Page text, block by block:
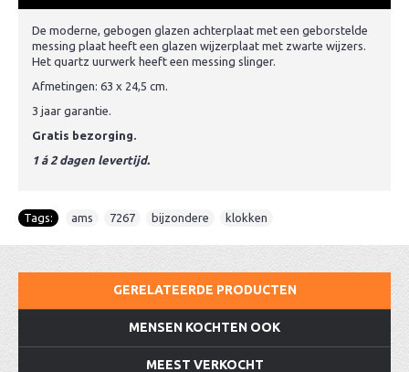
De moderne, gebogen glazen achterplaat met een geborstelde
messing plaat heeft een glazen wijzerplaat met zwarte wijzers.
Het quartz uurwerk heeft een messing slinger.
Afmetingen: 63 x 24,5 cm.
3 jaar garantie.
Gratis bezorging.
1 á 2 dagen levertijd.
Tags: ams 7267 bijzondere klokken
GERELATEERDE PRODUCTEN
MENSEN KOCHTEN OOK
MEEST VERKOCHT